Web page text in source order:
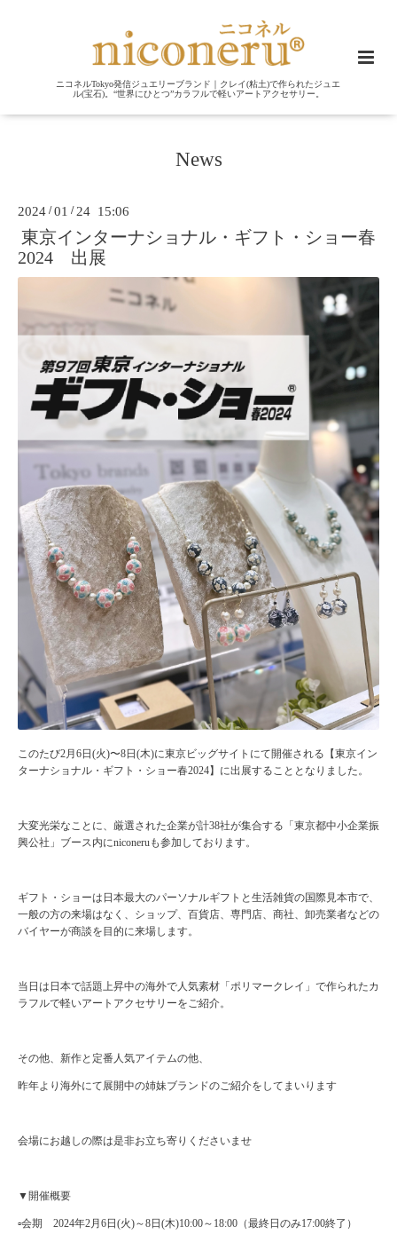
ニコネルTokyo発信ジュエリーブランド｜クレイ(粘土)で作られたジュエ
ル(宝石)。“世界にひとつ”カラフルで軽いアートアクセサリー。
News
2024 /01 / 24 15:06
東京インターナショナル・ギフト・ショー春
2024 出展
このたび2月6日(火)〜8日(木)に東京ビッグサイトにて開催される【東京イン
ターナショナル・ギフト・ショー春2024】に出展することとなりました。
大変光栄なことに、厳選された企業が計38社が集合する「東京都中小企業振
興公社」ブース内にniconeruも参加しております。
ギフト・ショーは日本最大のパーソナルギフトと生活雑貨の国際見本市で、
一般の方の来場はなく、ショップ、百貨店、専門店、商社、卸売業者などの
バイヤーが商談を目的に来場します。
当日は日本で話題上昇中の海外で人気素材「ポリマークレイ」で作られたカ
ラフルで軽いアートアクセサリーをご紹介。
その他、新作と定番人気アイテムの他、
昨年より海外にて展開中の姉妹ブランドのご紹介をしてまいります
会場にお越しの際は是非お立ち寄りくださいませ
▼開催概要
▫️会期 2024年2月6日(火)～8日(木)10:00～18:00（最終日のみ17:00終了）